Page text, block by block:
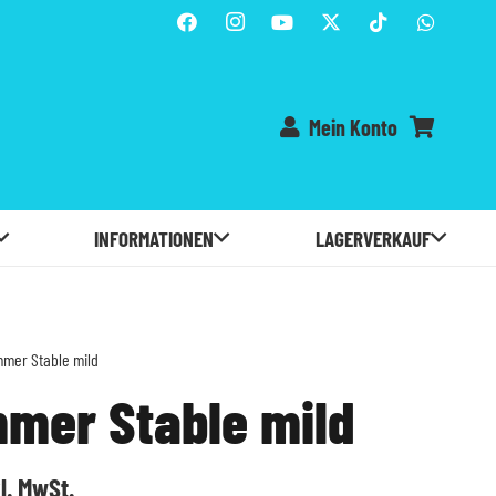
Mein Konto
INFORMATIONEN LAGERVERKAUF
Stable mild
Stable mild
MwSt.